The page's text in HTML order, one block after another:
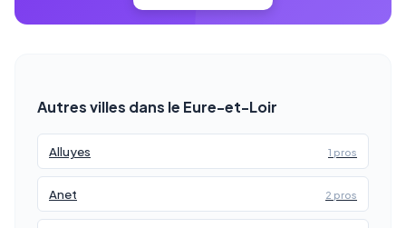
Autres villes dans le Eure-et-Loir
Alluyes 1 pros
Anet 2 pros